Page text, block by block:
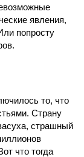
явления,
попросту
то, что
Страну
страшный
что тогда